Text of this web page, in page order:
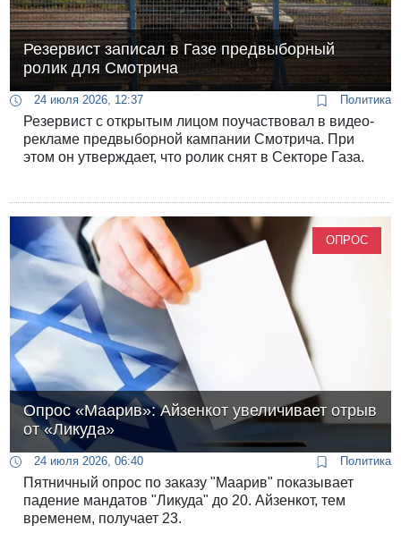
Резервист записал в Газе предвыборный
ролик для Смотрича
24 июля 2026, 12:37 Политика
Резервист с открытым лицом поучаствовал в видео-
рекламе предвыборной кампании Смотрича. При
этом он утверждает, что ролик снят в Секторе Газа.
ОПРОС
Опрос «Маарив»: Айзенкот увеличивает отрыв
от «Ликуда»
24 июля 2026, 06:40 Политика
Пятничный опрос по заказу "Маарив" показывает
падение мандатов "Ликуда" до 20. Айзенкот, тем
временем, получает 23.